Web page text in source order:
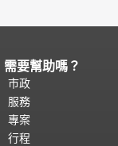
頁面內容結束。
都會重複顯示。
需要幫助嗎？
市政
服務
專案
行程